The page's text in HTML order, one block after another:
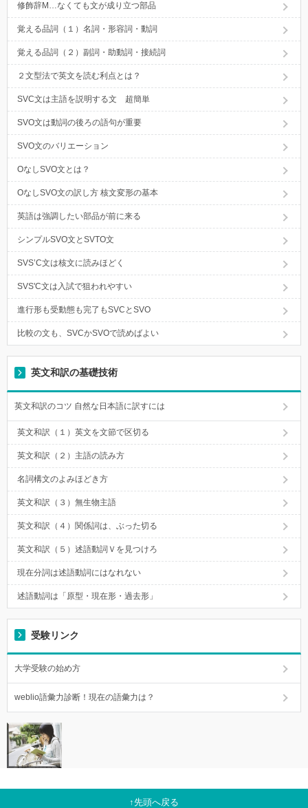
修飾辞M…なくても文が成り立つ部品
覚える品詞（１）名詞・形容詞・動詞
覚える品詞（２）副詞・助動詞・接続詞
２文型法で英文を読む利点とは？
SVC文は主語を説明する文 超簡単
SVO文は動詞の後ろの語句が重要
SVO文のバリエーション
OなしSVO文とは？
OなしSVO文の訳し方 核文変形の基本
英語は強調したい部品が前に来る
シンプルSVO文とSVTO文
SVS’C文は核文に読みほどく
SVS'C文は入試で狙われやすい
進行形も受動態も完了もSVCとSVO
比較の文も、SVCかSVOで読めばよい
英文和訳の基礎技術
英文和訳のコツ 自然な日本語に訳すには
英文和訳（１）英文を文節で区切る
英文和訳（２）主語の読み方
名詞構文のよみほどき方
英文和訳（３）無生物主語
英文和訳（４）関係詞は、ぶった切る
英文和訳（５）述語動詞Ｖを見つけろ
現在分詞は述語動詞にはなれない
述語動詞は「原型・現在形・過去形」
受験リンク
大学受験の始め方
weblio語彙力診断！現在の語彙力は？
先頭へ戻る